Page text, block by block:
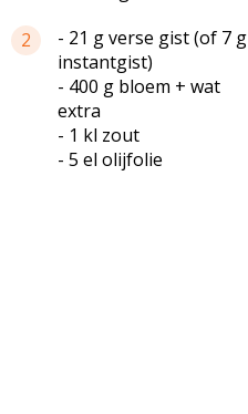
2
- 21 g verse gist (of 7 g
instantgist)
- 400 g bloem + wat
extra
- 1 kl zout
- 5 el olijfolie